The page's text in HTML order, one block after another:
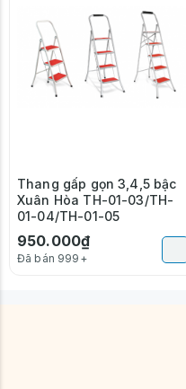
Thang gấp gọn 3,4,5 bậc
Xuân Hòa TH-01-03/TH-
01-04/TH-01-05
950.000₫
Đã bán 999+